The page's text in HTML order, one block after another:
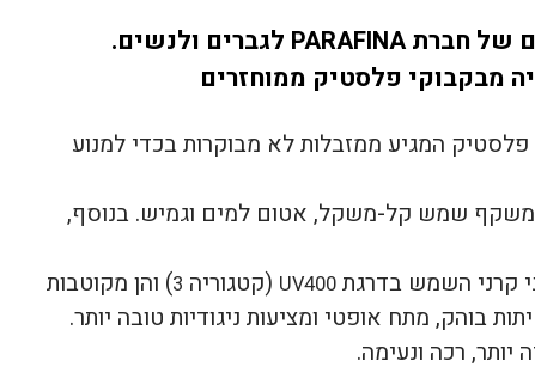
של חברתPARAFINA לגברים ולנשים.
מבקבוקי פלסטיק ממוחזרים
פלסטיק המגיע ממזבלות לא מבוקרות בכדי למנוע
משקף שמש קל-משקל, אטום למים וגמיש. בנוסף,
קרני השמש בדרגת UV400 (קטגוריה 3) והן מקוטבות
בוהק, מתח אופטי ומציעות ניגודיות טובה יותר.
יותר, רכה ונעימה.